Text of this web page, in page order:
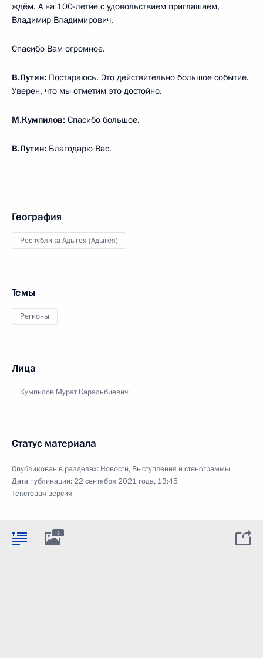
ждём. А на 100-летие с удовольствием приглашаем,
Владимир Владимирович.
Спасибо Вам огромное.
В.Путин: Постараюсь. Это действительно большое событие.
Уверен, что мы отметим это достойно.
М.Кумпилов: Спасибо большое.
В.Путин: Благодарю Вас.
География
Республика Адыгея (Адыгея)
Темы
Регионы
Лица
Кумпилов Мурат Каральбиевич
Статус материала
Опубликован в разделах: Новости, Выступления и стенограммы
Дата публикации:22 сентября 2021 года, 13:45
Текстовая версия
3